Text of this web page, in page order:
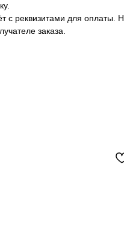
реквизитами для оплаты.
заказа.